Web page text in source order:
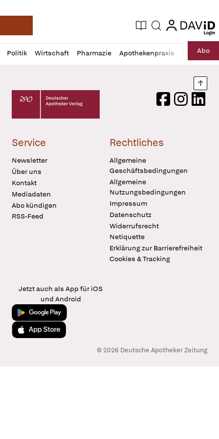
Deutsche Apotheker Zeitung
Aktuelle Ausgabe
Suche login
login
Politik Wirtschaft Pharmazie Apothekenpraxis RechtAbo
Profil
öffnen
Daz
Pur
Deutscher Apotheker Verlag Logo
FacebookInstagram
Service
Newsletter
Über uns
Kontakt
Mediadaten
Abo kündigen
RSS-Feed
Rechtliches
Allgemeine
Geschäftsbedingungen
Allgemeine
Nutzungsbedingungen
Impressum
Datenschutz
Widerrufsrecht
Netiquette
Erklärung zur Barrierefreiheit
Cookies & Tracking
Jetzt auch als App für iOS
und Android
Jetzt bei Google Play
Laden im App Store
© 2026 Deutsche Apotheker Zeitung